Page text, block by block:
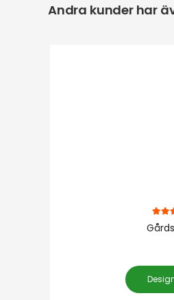
Andra kunder har
4.94